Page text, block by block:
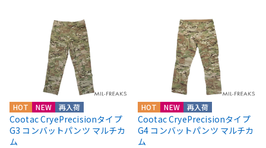
HOT NEW 再入荷
Cootac CryePrecisionタイプ
G3 コンバットパンツ マルチカ
ム
HOT NEW 再入荷
Cootac CryePrecisionタイプ
G4 コンバットパンツ マルチカ
ム